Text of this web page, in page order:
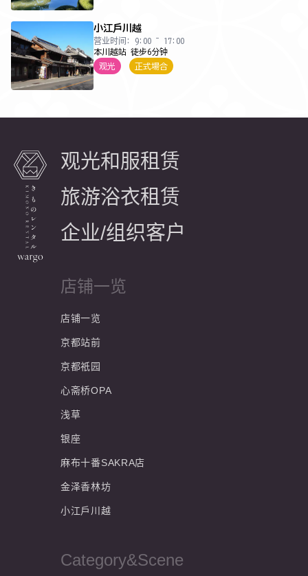
小江戶川越
营业时间: 9:00 ~ 17:00
本川越站 徒步6分钟
观光
正式場合
观光和服租赁
旅游浴衣租赁
企业/组织客户
店铺一览
店铺一览
京都站前
京都祇园
心斋桥OPA
浅草
银座
麻布十番SAKRA店
金泽香林坊
小江戶川越
Category&Scene